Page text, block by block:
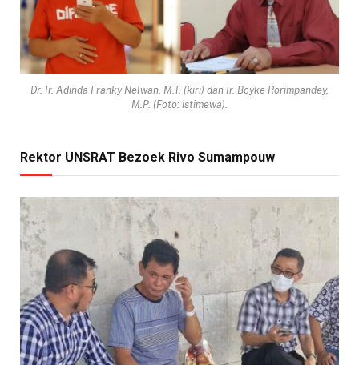
Dr. Ir. Adinda Franky Nelwan, M.T. (kiri) dan Ir. Boyke Rorimpandey,
M.P. (Foto: istimewa).
Rektor UNSRAT Bezoek Rivo Sumampouw